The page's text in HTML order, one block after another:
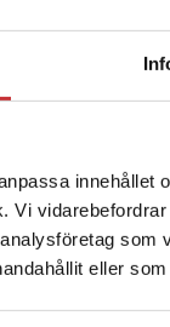
innehållet
eller
Begränsad
som att du
Sverige. Vi
För att kunna
vara i